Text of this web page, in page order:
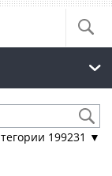
199231 ▼